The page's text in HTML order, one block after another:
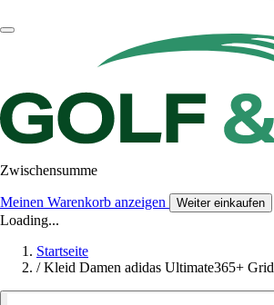
Zwischensumme
Meinen Warenkorb anzeigen Weiter einkaufen
Loading...
Startseite
/ Kleid Damen adidas Ultimate365+ Grid